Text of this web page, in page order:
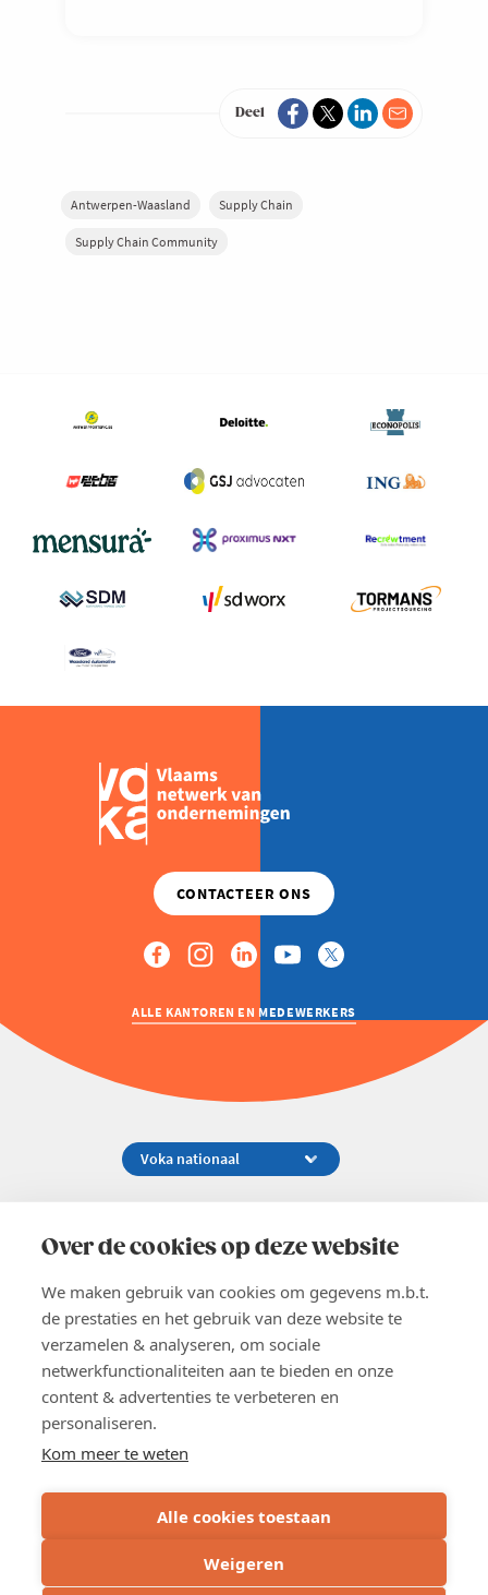
Over de cookies op deze website
We maken gebruik van cookies om gegevens m.b.t.
de prestaties en het gebruik van deze website te
verzamelen & analyseren, om sociale
netwerkfunctionaliteiten aan te bieden en onze
content & advertenties te verbeteren en
personaliseren.
Kom meer te weten
Alle cookies toestaan
Weigeren
Deel
Antwerpen-Waasland Supply Chain
Supply Chain Community
ALLE KANTOREN EN MEDEWERKERS
02 229 81 11
EN
Word lid
Voka 2026
Privacyverklaring
Cookie verklaring